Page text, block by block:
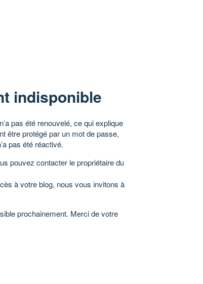
indisponible
pas été renouvelé, ce qui explique
être protégé par un mot de passe,
pas été réactivé.
pouvez contacter le propriétaire du
à votre blog, nous vous invitons à
prochainement. Merci de votre